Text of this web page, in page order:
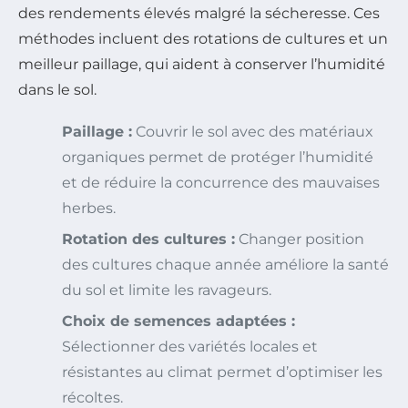
des rendements élevés malgré la sécheresse. Ces
méthodes incluent des rotations de cultures et un
meilleur paillage, qui aident à conserver l’humidité
dans le sol.
Paillage : Couvrir le sol avec des matériaux
organiques permet de protéger l’humidité
et de réduire la concurrence des mauvaises
herbes.
Rotation des cultures : Changer position
des cultures chaque année améliore la santé
du sol et limite les ravageurs.
Choix de semences adaptées :
Sélectionner des variétés locales et
résistantes au climat permet d’optimiser les
récoltes.